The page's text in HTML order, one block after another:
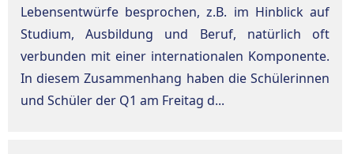
Lebensentwürfe besprochen, z.B. im Hinblick auf
Studium, Ausbildung und Beruf, natürlich oft
verbunden mit einer internationalen Komponente.
In diesem Zusammenhang haben die Schülerinnen
und Schüler der Q1 am Freitag d...